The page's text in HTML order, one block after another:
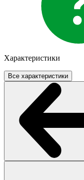
Характеристики
Все характеристики